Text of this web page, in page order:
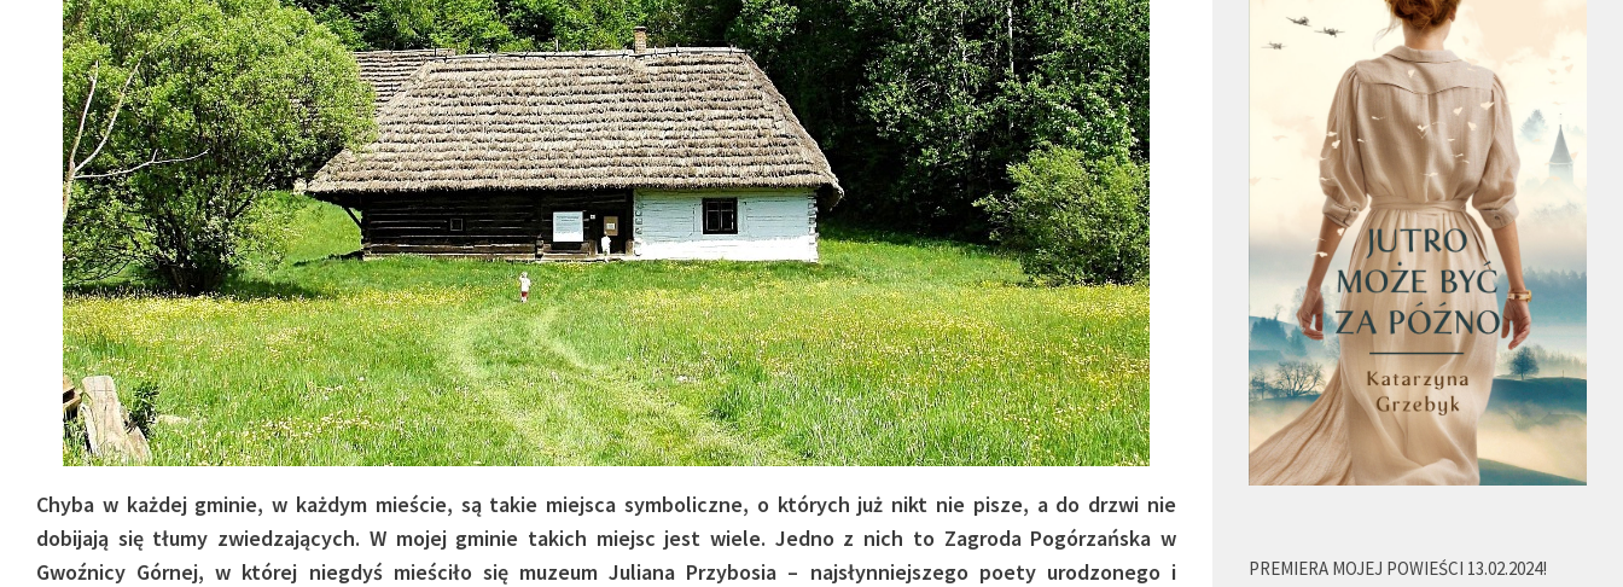
Chyba w każdej gminie, w każdym mieście, są takie miejsca symboliczne, o których już nikt nie pisze, a do drzwi nie
dobijają się tłumy zwiedzających. W mojej gminie takich miejsc jest wiele. Jedno z nich to Zagroda Pogórzańska w
Gwoźnicy Górnej, w której niegdyś mieściło się muzeum Juliana Przybosia – najsłynniejszego poety urodzonego i
PREMIERA MOJEJ POWIEŚCI 13.02.2024!